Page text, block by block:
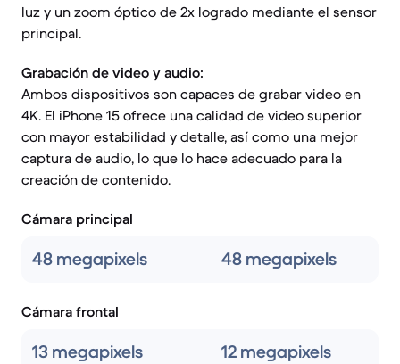
luz y un zoom óptico de 2x logrado mediante el sensor
principal.
Grabación de video y audio:
Ambos dispositivos son capaces de grabar video en
4K. El iPhone 15 ofrece una calidad de video superior
con mayor estabilidad y detalle, así como una mejor
captura de audio, lo que lo hace adecuado para la
creación de contenido.
Cámara principal
48 megapixels 48 megapixels
Cámara frontal
13 megapixels 12 megapixels